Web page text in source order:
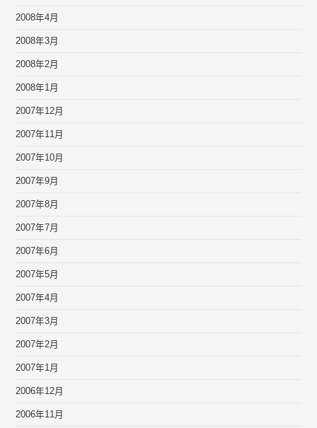
2008年4月
2008年3月
2008年2月
2008年1月
2007年12月
2007年11月
2007年10月
2007年9月
2007年8月
2007年7月
2007年6月
2007年5月
2007年4月
2007年3月
2007年2月
2007年1月
2006年12月
2006年11月